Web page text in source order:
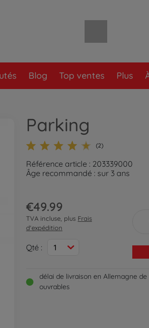
Blog Top ventes Plus
Parking
(2)
Référence article : 203339000
Âge recommandé : sur 3 ans
€49.99
TVA incluse, plus Frais
d'expédition
Qté : 1
délai de livraison en Allemagne de
ouvrables